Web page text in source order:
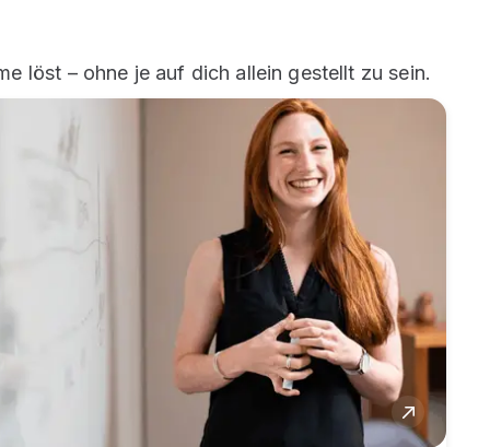
löst – ohne je auf dich allein gestellt zu sein.